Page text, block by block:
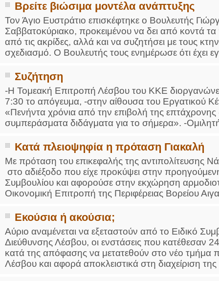
Βρείτε βιώσιμα μοντέλα ανάπτυξης
Τον Άγιο Ευστράτιο επισκέφτηκε ο Βουλευτής
Σαββατοκύριακο, προκειμένου να δει από κοντά
από τις ακρίδες, αλλά και να συζητήσει με τους
σχεδιασμό. Ο Βουλευτής τους ενημέρωσε ότι έχει
Συζήτηση
-Η Τομεακή Επιτροπή Λέσβου του ΚΚΕ
7:30 το απόγευμα, -στην αίθουσα του Εργατικού
«Πενήντα χρόνια από την επιβολή της επτάχρονης
συμπεράσματα διδάγματα για το σήμερα». -
Κατά πλειοψηφία η πρόταση Γιακαλή
Με πρόταση του επικεφαλής της αντιπολίτευσης
στο αδιέξοδο που είχε προκύψει στην
Συμβουλίου και αφορούσε στην εκχώρηση
Οικονομική Επιτροπή της Περιφέρειας Βορείου
Εκούσια ή ακούσια;
Αύριο αναμένεται να εξεταστούν από το Ειδικό
Διεύθυνσης Λέσβου, οι ενστάσεις που κατέθεσαν
κατά της απόφασης να μετατεθούν στο νέο τμήμα
Λέσβου και αφορά αποκλειστικά στη διαχείριση της